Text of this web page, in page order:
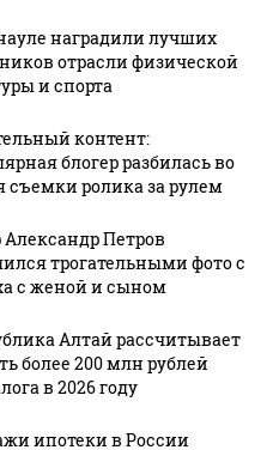
наградили лучших
отрасли физической
и спорта
контент:
блогер разбилась во
съемки ролика за рулем
Александр Петров
трогательными фото с
с женой и сыном
Алтай рассчитывает
более 200 млн рублей
в 2026 году
ипотеки в России